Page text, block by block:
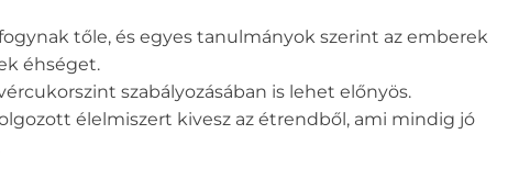
tőle, és egyes tanulmányok szerint az emberek
éhséget.
szabályozásában is lehet előnyös.
élelmiszert kivesz az étrendből, ami mindig jó